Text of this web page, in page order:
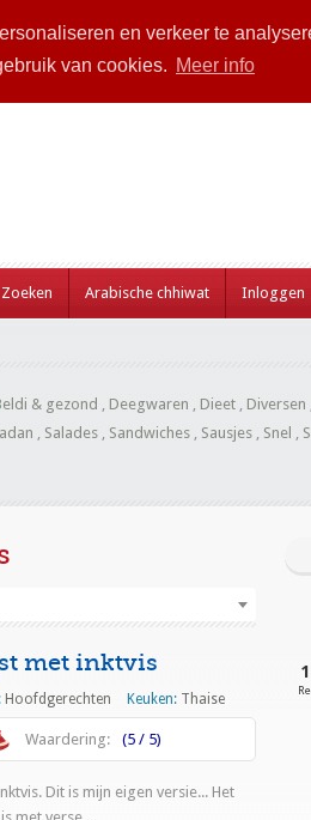
en verkeer te
van cookies. Meer info
Zoeken Arabische chhiwat Inloggen
& gezond , Deegwaren , Dieet , Diversen
, Salades , Sandwiches , Sausjes , Snel ,
met inktvis
Hoofdgerechten Keuken: Thaise
Waardering: (5 / 5)
Dit is mijn eigen versie... Het